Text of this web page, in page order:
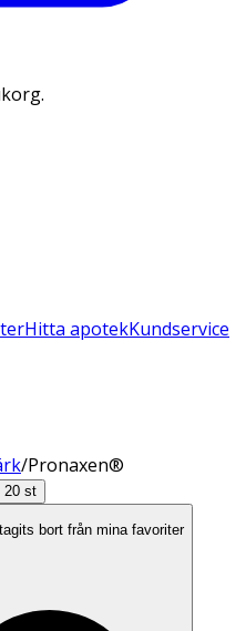
Hitta apotekKundservice
/Pronaxen®
bort från mina favoriter